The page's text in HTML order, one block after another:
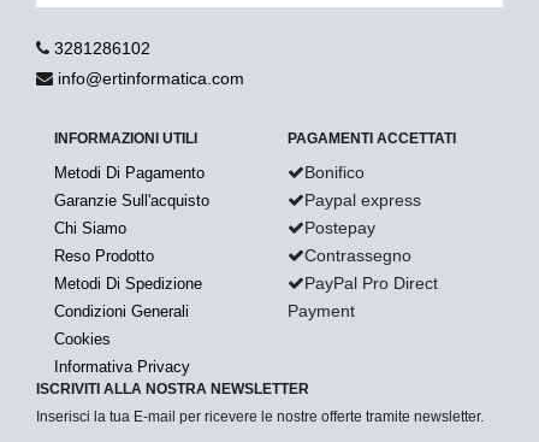
3281286102
info@ertinformatica.com
INFORMAZIONI UTILI
Metodi Di Pagamento
Garanzie Sull'acquisto
Chi Siamo
Reso Prodotto
Metodi Di Spedizione
Condizioni Generali
Cookies
Informativa Privacy
PAGAMENTI ACCETTATI
Bonifico
Paypal express
Postepay
Contrassegno
PayPal Pro Direct
Payment
ISCRIVITI ALLA NOSTRA NEWSLETTER
Inserisci la tua E-mail per ricevere le nostre offerte tramite newsletter.